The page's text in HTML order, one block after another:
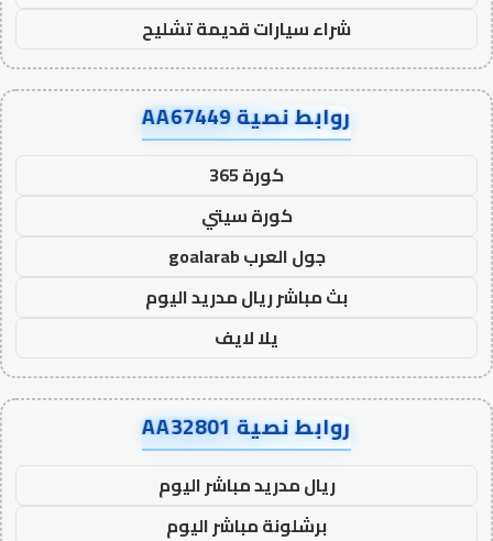
شراء سيارات قديمة تشليح
روابط نصية AA67449
كورة 365
كورة سيتي
جول العرب goalarab
بث مباشر ريال مدريد اليوم
يلا لايف
روابط نصية AA32801
ريال مدريد مباشر اليوم
برشلونة مباشر اليوم